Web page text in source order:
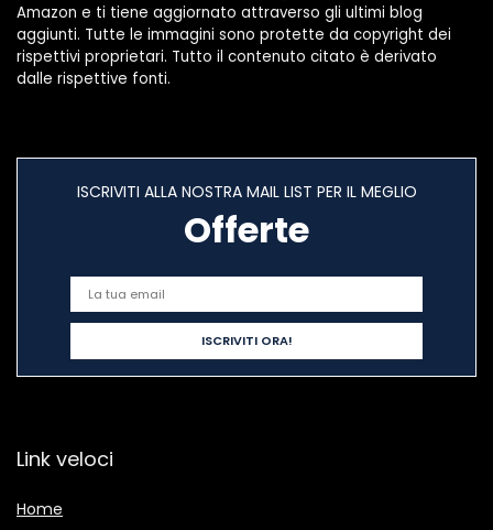
Amazon e ti tiene aggiornato attraverso gli ultimi blog
aggiunti. Tutte le immagini sono protette da copyright dei
rispettivi proprietari. Tutto il contenuto citato è derivato
dalle rispettive fonti.
ISCRIVITI ALLA NOSTRA MAIL LIST PER IL MEGLIO
Offerte
Link veloci
Home